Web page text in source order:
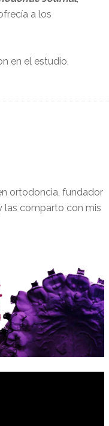
a los
en el estudio,
ortodoncia, fundador
las comparto con mis